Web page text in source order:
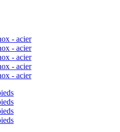
- acier
- acier
- acier
- acier
- acier